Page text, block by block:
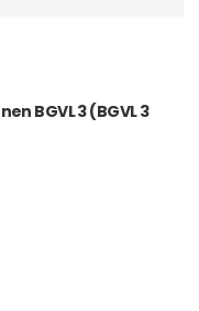
BGVL 3 (BGVL 3